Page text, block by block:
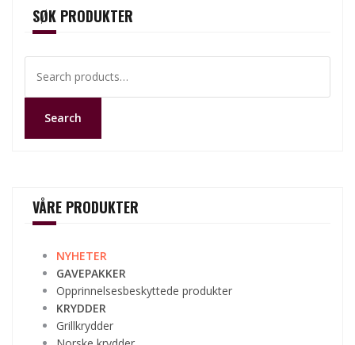
SØK PRODUKTER
for:
Search
VÅRE PRODUKTER
NYHETER
GAVEPAKKER
Opprinnelsesbeskyttede produkter
KRYDDER
Grillkrydder